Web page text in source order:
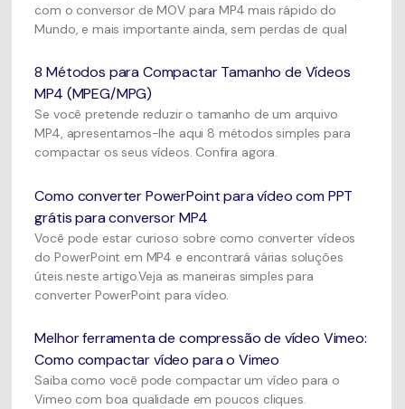
com o conversor de MOV para MP4 mais rápido do
Mundo, e mais importante ainda, sem perdas de qual
8 Métodos para Compactar Tamanho de Vídeos
MP4 (MPEG/MPG)
Se você pretende reduzir o tamanho de um arquivo
MP4, apresentamos-lhe aqui 8 métodos simples para
compactar os seus vídeos. Confira agora.
Como converter PowerPoint para vídeo com PPT
grátis para conversor MP4
Você pode estar curioso sobre como converter vídeos
do PowerPoint em MP4 e encontrará várias soluções
úteis neste artigo.Veja as maneiras simples para
converter PowerPoint para vídeo.
Melhor ferramenta de compressão de vídeo Vimeo:
Como compactar vídeo para o Vimeo
Saiba como você pode compactar um vídeo para o
Vimeo com boa qualidade em poucos cliques.